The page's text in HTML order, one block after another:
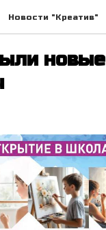
Новости "Креатив"
новые